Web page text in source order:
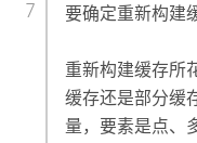
要确定重新构建
重新构建缓存所
缓存还是部分缓
量，要素是点、